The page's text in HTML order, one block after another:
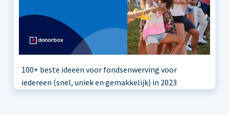
100+ beste ideeën voor fondsenwerving voor
iedereen (snel, uniek en gemakkelijk) in 2023